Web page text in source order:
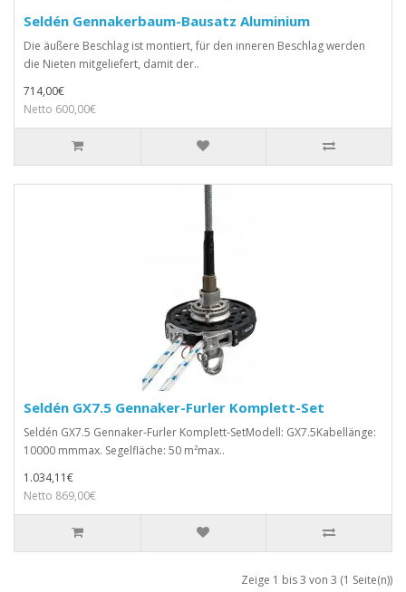
Seldén Gennakerbaum-Bausatz Aluminium
Die äußere Beschlag ist montiert, für den inneren Beschlag werden
die Nieten mitgeliefert, damit der..
714,00€
Netto 600,00€
Seldén GX7.5 Gennaker-Furler Komplett-Set
Seldén GX7.5 Gennaker-Furler Komplett-SetModell: GX7.5Kabellänge:
10000 mmmax. Segelfläche: 50 m²max..
1.034,11€
Netto 869,00€
Zeige 1 bis 3 von 3 (1 Seite(n))